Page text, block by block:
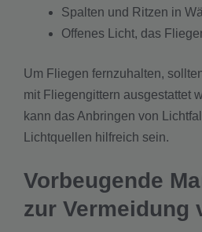
Spalten und Ritzen in
Offenes Licht, das
Um Fliegen fernzuhalten,
mit Fliegengittern ausgestattet
kann das Anbringen von
Lichtquellen hilfreich sein.
Vorbeugende
zur Vermeidung